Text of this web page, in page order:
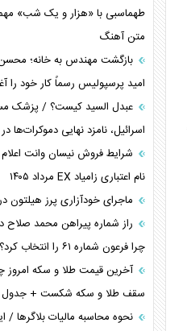
اهمیت راهبردی اردن برای
پیام، ظرفیت بالفعل‌نشده تجارت
همسویی عربستان با سنتکام
ترامپ و توهم خلع سلاح
چرا کویت به دنبال شریک
طهماسبی با «هزار و یک شب»
متن آهنگ
بازگشت مهندس به خانه؛
امید پرسپولیس رسماً کار خود را
عبدل السید کیست؟ / پزشک
اسرائیل، نامزد نهایی دموکرات‌ها
شرایط فروش نیسان وانت
نام اعتباری زامیاد EX مرداد ۱۴۰۵
ماجرای خودآزاری پرز هیلتون
راز شماره پیراهن محمد صلاح
چرا فرعون شماره ۶۱ را انتخاب کرد؟
سقف طلا و سکه شکست + جدول
نحوه محاسبه مالیات بلاگر‌ها /